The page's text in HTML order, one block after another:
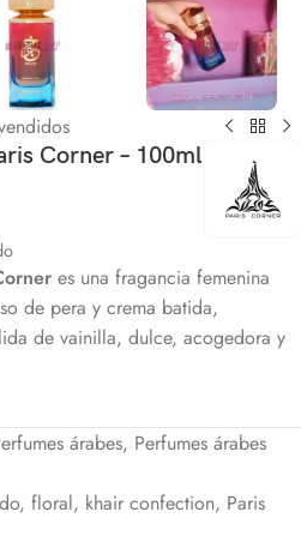
Corner – 100ml
es una fragancia femenina
de pera y crema batida,
de vainilla, dulce, acogedora y
árabes, Perfumes árabes
, floral, khair confection, Paris